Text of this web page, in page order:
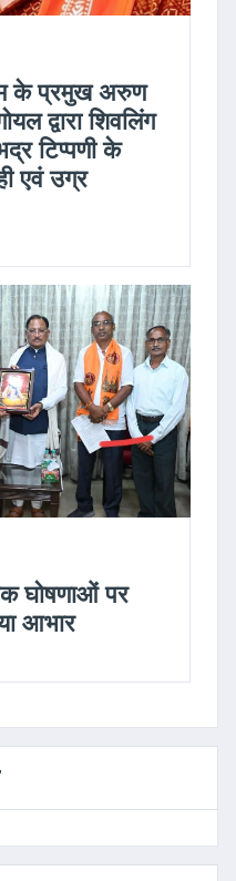
के प्रमुख अरुण
द्वारा शिवलिंग
टिप्पणी के
एवं उग्र
घोषणाओं पर
आभार